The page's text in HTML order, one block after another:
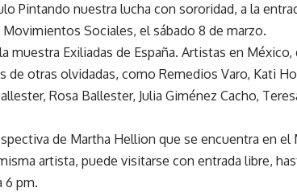
Pintando nuestra lucha con sororidad, a la
Movimientos Sociales, el sábado 8 de marzo.
muestra Exiliadas de España. Artistas en
de otras olvidadas, como Remedios Varo, Kati
Rosa Ballester, Julia Giménez Cacho,
de Martha Hellion que se encuentra en el
artista, puede visitarse con entrada libre,
6 pm.